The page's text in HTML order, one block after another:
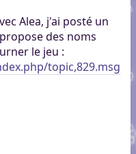
Alea, j'ai posté un
des noms
le jeu :
topic,829.msg